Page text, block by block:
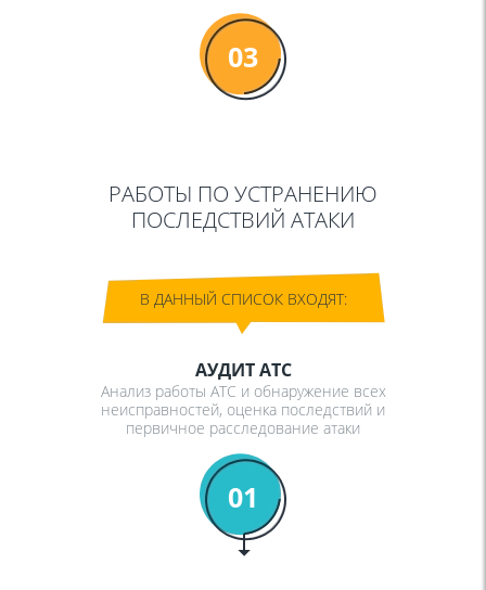
03
РАБОТЫ ПО УСТРАНЕНИЮ
ПОСЛЕДСТВИЙ АТАКИ
В ДАННЫЙ СПИСОК ВХОДЯТ:
АУДИТ АТС
Анализ работы АТС и обнаружение всех
неисправностей, оценка последствий и
первичное расследование атаки
01